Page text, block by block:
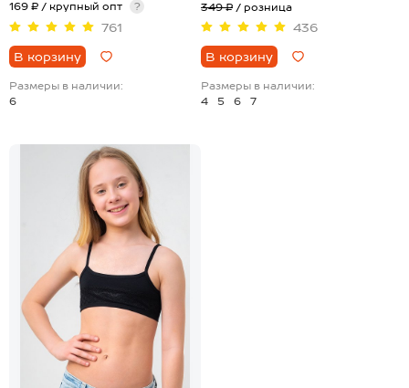
169 ₽ / крупный опт
?
761
В корзину
Размеры в наличии:
6
349 ₽ / розница
436
В корзину
Размеры в наличии:
4
5 6 7